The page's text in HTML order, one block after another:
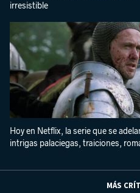
irresistible
Hoy en Netflix, la serie que se
intrigas palaciegas, traiciones,
MÁS